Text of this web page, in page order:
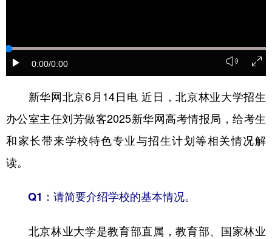
城市 会展
彩票 娱乐 时尚 悦读
公益 一带一路 亚太网 上市公司
文化产业
地方频道
0:00/0:00
新华网北京6月14日电 近日，北京林业大学招生
办公室主任刘芳做客2025新华网高考情报局，给考生
和家长带来学校特色专业与招生计划等相关情况解
读。
Q1：请简要介绍学校的基本情况。
北京林业大学是教育部直属，教育部、国家林业